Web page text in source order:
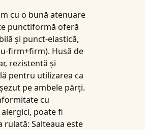
cu o bună atenuare
punctiformă oferă
și punct-elastică,
firm+firm). Husă de
rezistentă și
pentru utilizarea ca
pe ambele părți.
cu
poate fi
rulată: Salteaua este